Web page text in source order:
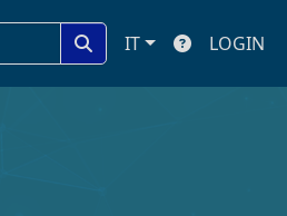
IT LOGIN